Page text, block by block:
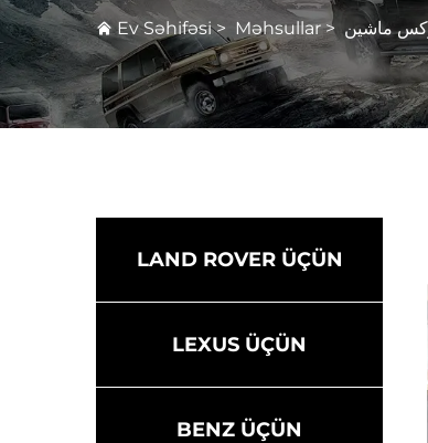
Ev Səhifəsi> Məhsullar> ماشین
LAND ROVER ÜÇÜN
LEXUS ÜÇÜN
BENZ ÜÇÜN